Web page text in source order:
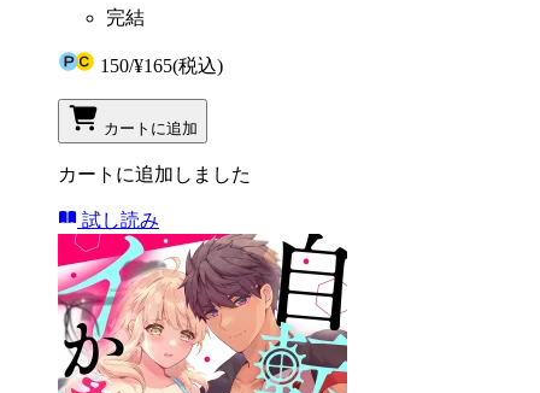
完結
150/¥165(税込)
カートに追加
カートに追加しました
試し読み